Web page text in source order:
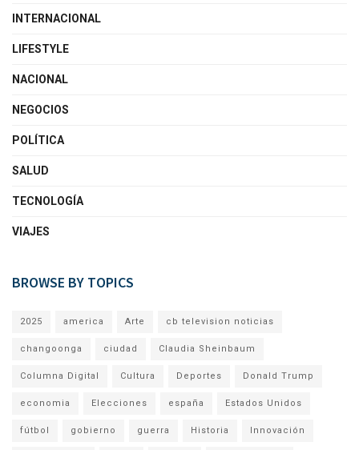
INTERNACIONAL
LIFESTYLE
NACIONAL
NEGOCIOS
POLÍTICA
SALUD
TECNOLOGÍA
VIAJES
BROWSE BY TOPICS
2025 america Arte cb television noticias
changoonga ciudad Claudia Sheinbaum
Columna Digital Cultura Deportes Donald Trump
economia Elecciones españa Estados Unidos
fútbol gobierno guerra Historia Innovación